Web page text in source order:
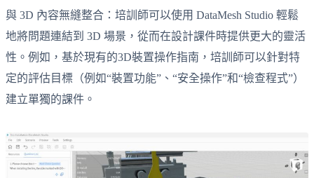
與 3D 內容無縫整合：培訓師可以使用 DataMesh Studio 輕鬆
地將問題連結到 3D 場景，從而在設計課件時提供更大的靈活
性。例如，基於現有的3D裝置操作指南，培訓師可以針對特
定的評估目標（例如“裝置功能”、“安全操作”和“檢查程式”）
建立單獨的課件。